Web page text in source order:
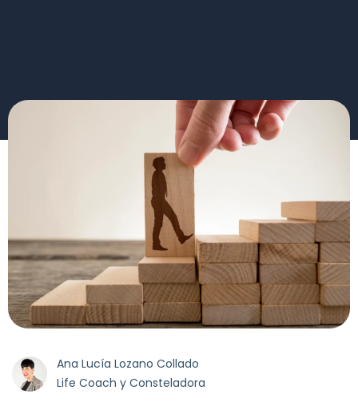
Ana Lucía Lozano Collado
Life Coach y Consteladora